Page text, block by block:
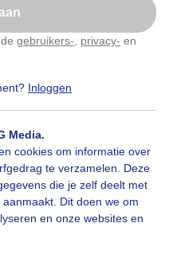
gebruikers- privacy- en
Inloggen
Media.
cookies om informatie over
te verzamelen. Deze
die je zelf deelt met
Dit doen we om
en onze websites en
dag
26x bekeken
te passen